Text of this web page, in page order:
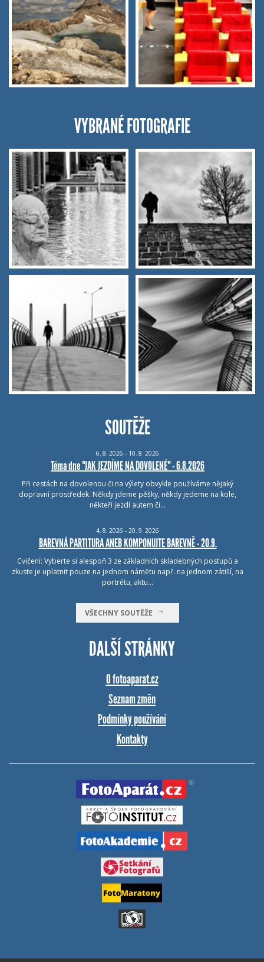
VYBRANÉ FOTOGRAFIE
SOUTĚŽE
6. 8. 2026 - 10. 8. 2026
Téma dne "JAK JEZDÍME NA DOVOLENÉ" - 6.8.2026
Při cestách na dovolenou či na výlety obvykle používáme nějaký
dopravní prostředek. Někdy jdeme pěšky, někdy jedeme na kole,
někteří jezdí autem či…
4. 8. 2026 - 20. 9. 2026
BAREVNÁ PARTITURA ANEB KOMPONUJTE BAREVNĚ - 20.9.
Cvičení: Vyberte si alespoň 3 ze základních skladebných postupů a
zkuste je uplatnit pouze na jednom námětu např. na jednom zátiší, na
portrétu, aktu…
VŠECHNY SOUTĚŽE
DALŠÍ STRÁNKY
O fotoaparat.cz
Seznam změn
Podmínky používání
Kontakty